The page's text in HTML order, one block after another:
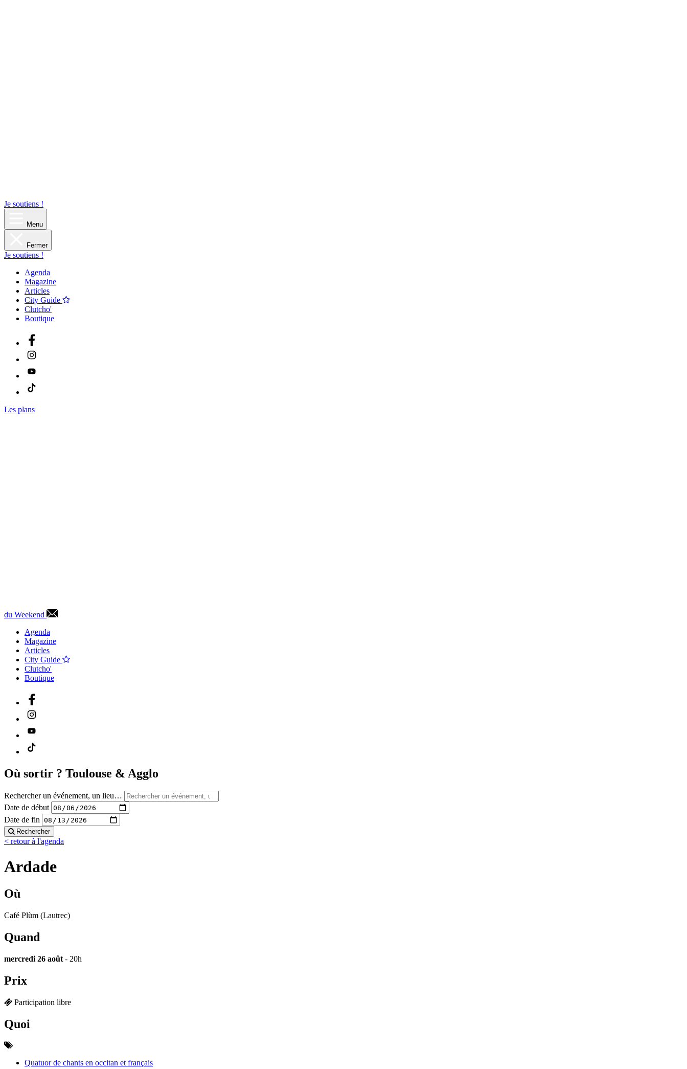
Je soutiens !
Menu
Fermer
Je soutiens !
Agenda
Magazine
Articles
City Guide
Clutcho'
Boutique
Les plans
du Weekend
Agenda
Magazine
Articles
City Guide
Clutcho'
Boutique
Où sortir ? Toulouse & Agglo
Rechercher un événement, un lieu…
Date de début
Date de fin
Rechercher
< retour à l'agenda
Ardade
Où
Café Plùm (Lautrec)
Quand
mercredi 26 août - 20h
Prix
Participation libre
Quoi
Quatuor de chants en occitan et français